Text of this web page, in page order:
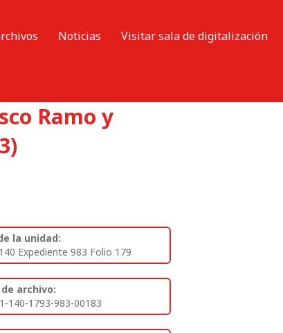
Noticias
Visitar sala de digitalización
Ramo y
la unidad:
Expediente 983 Folio 179
archivo:
140-1793-983-00183